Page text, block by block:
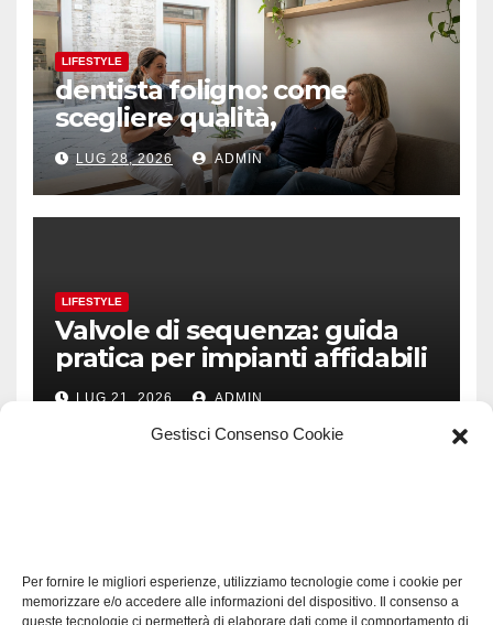
Gestisci Consenso Cookie
Per fornire le migliori esperienze, utilizziamo tecnologie come i cookie per
memorizzare e/o accedere alle informazioni del dispositivo. Il consenso a
queste tecnologie ci permetterà di elaborare dati come il comportamento di
LIFESTYLE
dentista foligno: come
scegliere qualità,
prevenzione e fiducia
LUG 28, 2026 ADMIN
LIFESTYLE
Valvole di sequenza: guida
pratica per impianti affidabili
LUG 21, 2026 ADMIN
Software manutenzioni:
guida pratica alla scelta